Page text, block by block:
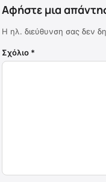
Αφήστε μια
Η ηλ. διεύθυνση σας δεν
Σχόλιο *